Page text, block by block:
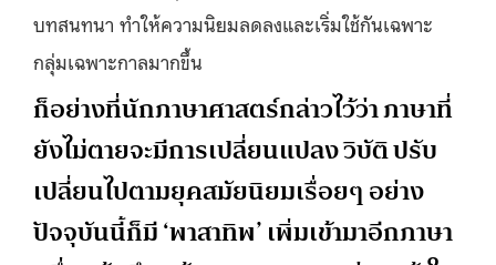
บทสนทนา ทำให้ความนิยมลดลงและเริ่มใช้กันเฉพาะ
กลุ่มเฉพาะกาลมากขึ้น
ก็อย่างที่นักภาษาศาสตร์กล่าวไว้ว่า ภาษาที่
ยังไม่ตายจะมีการเปลี่ยนแปลง วิบัติ ปรับ
เปลี่ยนไปตามยุคสมัยนิยมเรื่อยๆ อย่าง
ปัจจุบันนี้ก็มี ‘พาสาทิพ’ เพิ่มเข้ามาอีกภาษา